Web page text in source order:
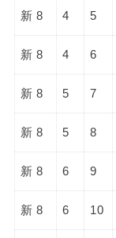
新 8 4 5
新 8 4 6
新 8 5 7
新 8 5 8
新 8 6 9
新 8 6 10